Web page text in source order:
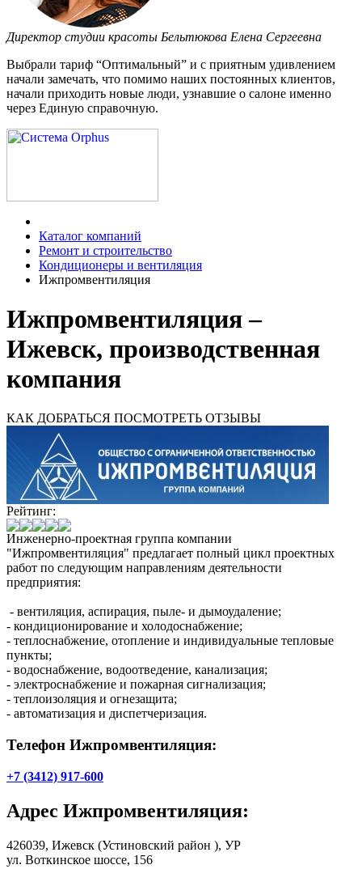
Директор студии красоты Бельтюкова Елена Сергеевна
Выбрали тариф “Оптимальный” и с приятным удивлением
начали замечать, что помимо наших постоянных клиентов,
начали приходить новые люди, узнавшие о салоне именно
через Единую справочную.
Каталог компаний
Ремонт и строительство
Кондиционеры и вентиляция
Ижпромвентиляция
Ижпромвентиляция –
Ижевск, производственная
компания
КАК ДОБРАТЬСЯ ПОСМОТРЕТЬ ОТЗЫВЫ
Рейтинг:
Инженерно-проектная группа компании
"Ижпромвентиляция" предлагает полный цикл проектных
работ по следующим направлениям деятельности
предприятия:
- вентиляция, аспирация, пыле- и дымоудаление;
- кондиционирование и холодоснабжение;
- теплоснабжение, отопление и индивидуальные тепловые
пункты;
- водоснабжение, водоотведение, канализация;
- электроснабжение и пожарная сигнализация;
- теплоизоляция и огнезащита;
- автоматизация и диспетчеризация.
Телефон Ижпромвентиляция:
+7 (3412) 917-600
Адрес Ижпромвентиляция:
426039, Ижевск (Устиновский район ), УР
ул. Воткинское шоссе, 156